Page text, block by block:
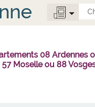
08 Ardennes
Moselle ou 88